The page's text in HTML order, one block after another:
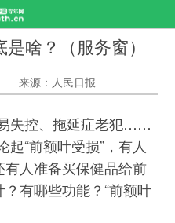
啥？（服务窗）
来源：人民日报
失控、拖延症老犯……
“前额叶受损”，有人
有人准备买保健品给前
有哪些功能？“前额叶